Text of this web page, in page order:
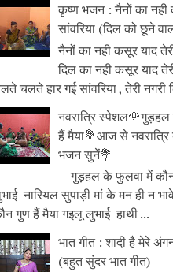
कृष्ण भजन : नैनों का
सांवरिया (दिल को छूने
नैनों का नही कसूर याद
दिल का नही कसूर याद
चलते हार गई सांवरिया , तेरी नगरी
नवरात्रि
हैं मैया💐आज से
भजन सुनें💐
गुड़हल के फुलवा में
नारियल सुपाड़ी मां के मन ही न
गुण हैं मैया गइलू लुभाई हाथी ...
भात गीत : शादी है मेरे
(बहुत सुंदर भात गीत)